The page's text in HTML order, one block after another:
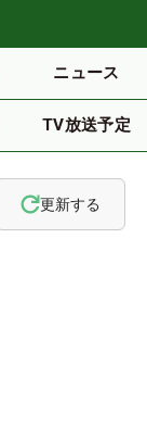
ニュース
TV放送予定
更新する